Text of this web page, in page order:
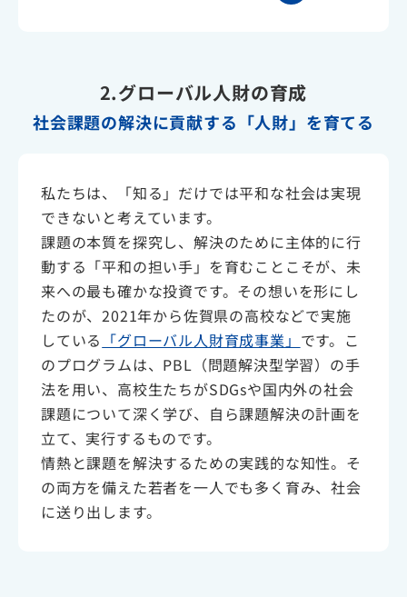
2.グローバル人財の育成
社会課題の解決に貢献する「人財」を育てる
私たちは、「知る」だけでは平和な社会は実現
できないと考えています。
課題の本質を探究し、解決のために主体的に行
動する「平和の担い手」を育むことこそが、未
来への最も確かな投資です。 その想いを形にし
たのが、2021年から佐賀県の高校などで実施
している 「グローバル人財育成事業」 です。 こ
のプログラムは、PBL（問題解決型学習）の手
法を用い、高校生たちがSDGsや国内外の社会
課題について深く学び、自ら課題解決の計画を
立て、実行するものです。
情熱と課題を解決するための実践的な知性。そ
の両方を備えた若者を一人でも多く育み、社会
に送り出します。